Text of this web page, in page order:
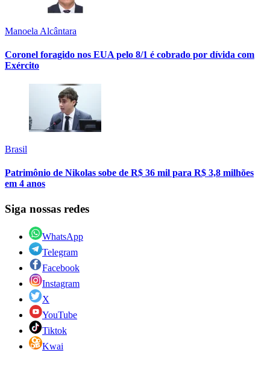
Manoela Alcântara
Coronel foragido nos EUA pelo 8/1 é cobrado por dívida com
Exército
Brasil
Patrimônio de Nikolas sobe de R$ 36 mil para R$ 3,8 milhões
em 4 anos
Siga nossas redes
WhatsApp
Telegram
Facebook
Instagram
X
YouTube
Tiktok
Kwai